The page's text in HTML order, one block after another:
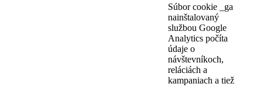
Súbor cookie _ga
nainštalovaný
službou Google
Analytics počíta
údaje o
návštevníkoch,
reláciách a
kampaniach a tiež